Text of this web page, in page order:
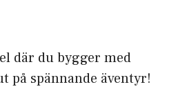
där du bygger med
på spännande äventyr!